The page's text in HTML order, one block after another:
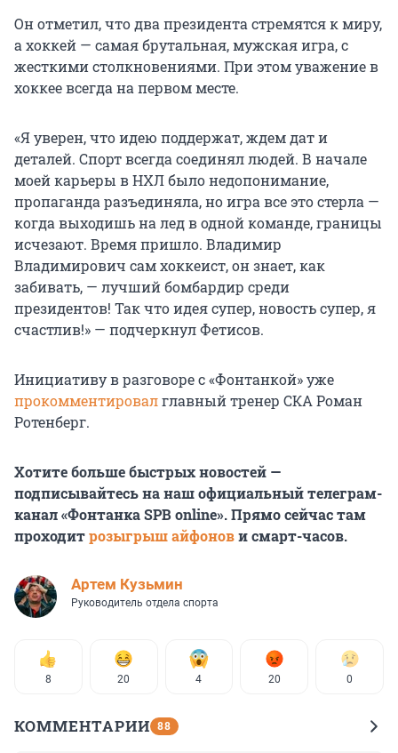
Он отметил, что два президента стремятся к миру,
а хоккей — самая брутальная, мужская игра, с
жесткими столкновениями. При этом уважение в
хоккее всегда на первом месте.
«Я уверен, что идею поддержат, ждем дат и
деталей. Спорт всегда соединял людей. В начале
моей карьеры в НХЛ было недопонимание,
пропаганда разъединяла, но игра все это стерла —
когда выходишь на лед в одной команде, границы
исчезают. Время пришло. Владимир
Владимирович сам хоккеист, он знает, как
забивать, — лучший бомбардир среди
президентов! Так что идея супер, новость супер, я
счастлив!» — подчеркнул Фетисов.
Инициативу в разговоре с «Фонтанкой» уже
прокомментировалглавный тренер СКА Роман
Ротенберг.
Хотите больше быстрых новостей —
подписывайтесь на наш официальный телеграм-
канал «Фонтанка SPB online». Прямо сейчас там
проходитрозыгрыш айфонови смарт-часов.
Артем Кузьмин
Руководитель отдела спорта
8 20 4 20 0
КОММЕНТАРИИ 88